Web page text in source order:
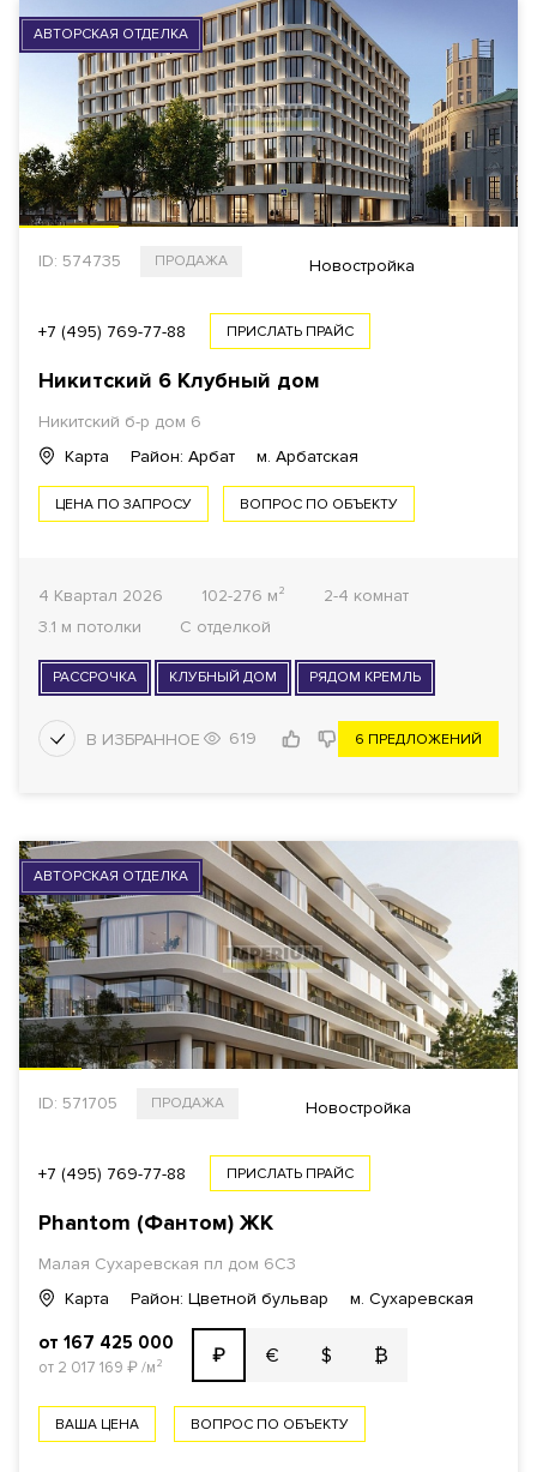
АВТОРСКАЯ ОТДЕЛКА
ID: 574735 ПРОДАЖА Новостройка
+7 (495) 769-77-88 ПРИСЛАТЬ ПРАЙС
Никитский 6 Клубный дом
Никитский б-р дом 6
Карта
Район: Арбат м. Арбатская
ЦЕНА ПО ЗАПРОСУ ВОПРОС ПО ОБЪЕКТУ
4 Квартал 2026 102-276 м²
2-4 комнат
3.1 м потолки
С отделкой
РАССРОЧКА КЛУБНЫЙ ДОМ РЯДОМ КРЕМЛЬ
619 6 ПРЕДЛОЖЕНИЙ
АВТОРСКАЯ ОТДЕЛКА
ID: 571705 ПРОДАЖА Новостройка
+7 (495) 769-77-88 ПРИСЛАТЬ ПРАЙС
Phantom (Фантом) ЖК
Малая Сухаревская пл дом 6С3
Карта
Район: Цветной бульвар м. Сухаревская
от 167 425 000
от 2 017 169 ₽/м² ₽ € $ ₿
ВАША ЦЕНА ВОПРОС ПО ОБЪЕКТУ